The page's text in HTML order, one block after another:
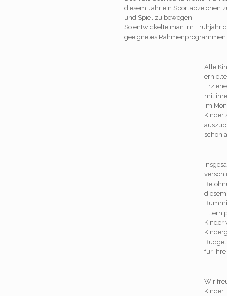
diesem Jahr ein Sportabzeichen
und Spiel zu bewegen!
So entwickelte man im Frühjahr
geeignetes
Alle
mit
im
Kinder
schön
Eltern
Kinder
für
Wir
Kinder